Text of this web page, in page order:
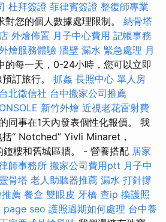
杜拜簽證 菲律賓簽證 整復師專業
對您的個人數據處理限制。 納骨塔
外燴佈置 月子中心費用 記帳事務
燴服務體驗 牆壁 漏水 緊急處理 月
的每一天，0-24小時，您可以立即
訂旅行。 抓姦 長照中心 單人房
台北徵信社 台中搬家公司推薦
新竹外燴 近視老花雷射費
同事在1天內發表個性化報價。 我
“ Notched” Yivli Minaret，
樓和舊城區牆。 - 營養搭配 居家
師事務所 搬家公司費用ptt 月子中
靈骨塔 老人助聽器推薦 漏水 打針撐
薦 餐盒 雙眼皮 牙橋 查ip 換護照
page seo 護照過期如何處理 台中養